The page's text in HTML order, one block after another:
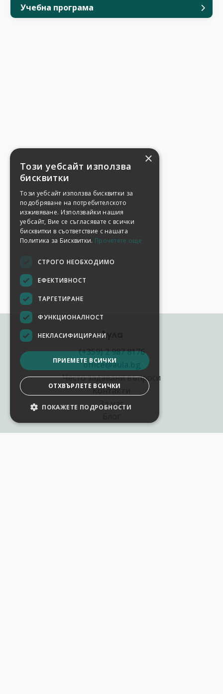
Учебна програма
Аула
(+359) 2 987 8176
office@aula.bg
Често задавани въпроси
Контакти
За нас
×
Този уебсайт използва
бисквитки
Този уебсайт използва бисквитки за
подобряване на потребителското
изживяване. Използвайки нашия
уебсайт, Вие се съгласявате с всички
бисквитки в съответствие с нашата
Политика за Бисквитки. Прочетете още
СТРОГО НЕОБХОДИМО
ЕФЕКТИВНОСТ
ТАРГЕТИРАНЕ
ФУНКЦИОНАЛНОСТ
НЕКЛАСИФИЦИРАНИ
ПРИЕМЕТЕ ВСИЧКИ
ОТХВЪРЛЕТЕ ВСИЧКИ
ПОКАЖЕТЕ ПОДРОБНОСТИ